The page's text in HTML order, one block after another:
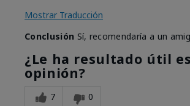
Mostrar Traducción
Conclusión Sí, recomendaría a un
¿Le ha resultado útil
opinión?
7 0